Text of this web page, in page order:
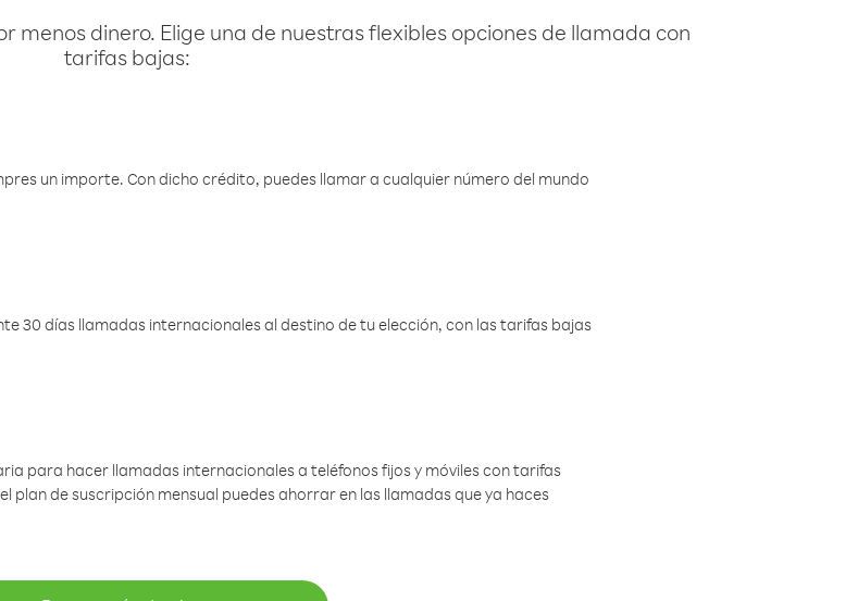
dinero. Elige una de nuestras flexibles opciones de llamada con
tarifas bajas:
un importe. Con dicho crédito, puedes llamar a cualquier número del mundo
30 días llamadas internacionales al destino de tu elección, con las tarifas bajas
para hacer llamadas internacionales a teléfonos fijos y móviles con tarifas
plan de suscripción mensual puedes ahorrar en las llamadas que ya haces